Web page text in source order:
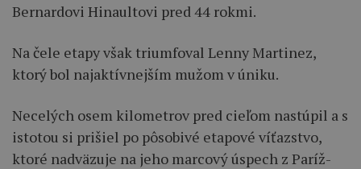
Bernardovi Hinaultovi pred 44 rokmi.
Na čele etapy však triumfoval Lenny Martinez,
ktorý bol najaktívnejším mužom v úniku.
Necelých osem kilometrov pred cieľom nastúpil a s
istotou si prišiel po pôsobivé etapové víťazstvo,
ktoré nadväzuje na jeho marcový úspech z Paríž-